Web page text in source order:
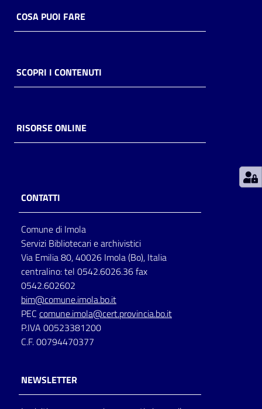
Casa
Piani
storico
per
lettura
Seguici
su
COSA PUOI FARE
SCOPRI I CONTENUTI
RISORSE ONLINE
CONTATTI
Comune di Imola
Servizi Bibliotecari e archivistici
Via Emilia 80, 40026 Imola (Bo), Italia
centralino: tel 0542.6026.36 fax
0542.602602
bim@comune.imola.bo.it
PEC comune.imola@cert.provincia.bo.it
P.IVA 00523381200
C.F. 00794470377
NEWSLETTER